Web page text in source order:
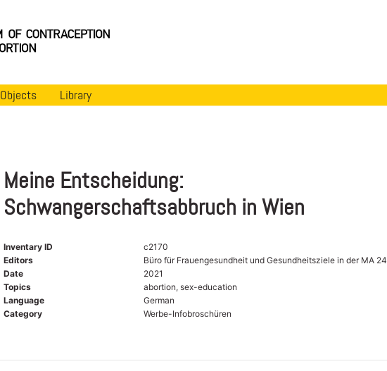
Objects Library
Meine Entscheidung:
Schwangerschaftsabbruch in Wien
Inventary ID
c2170
Editors
Büro für Frauengesundheit und Gesundheitsziele in der MA 24
Date
2021
Topics
abortion, sex-education
Language
German
Category
Werbe-Infobroschüren